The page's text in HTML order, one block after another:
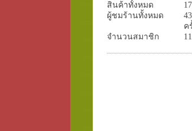
สินค้าทั้งหมด
ผู้ชมร้านทั้งหมด
ค
จำนวนสมาชิก